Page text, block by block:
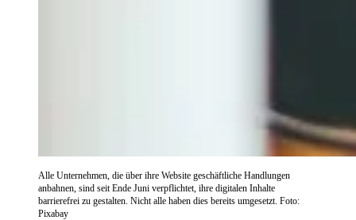
Alle Unternehmen, die über ihre Website geschäftliche Handlungen
anbahnen, sind seit Ende Juni verpflichtet, ihre digitalen Inhalte
barrierefrei zu gestalten. Nicht alle haben dies bereits umgesetzt. Foto:
Pixabay